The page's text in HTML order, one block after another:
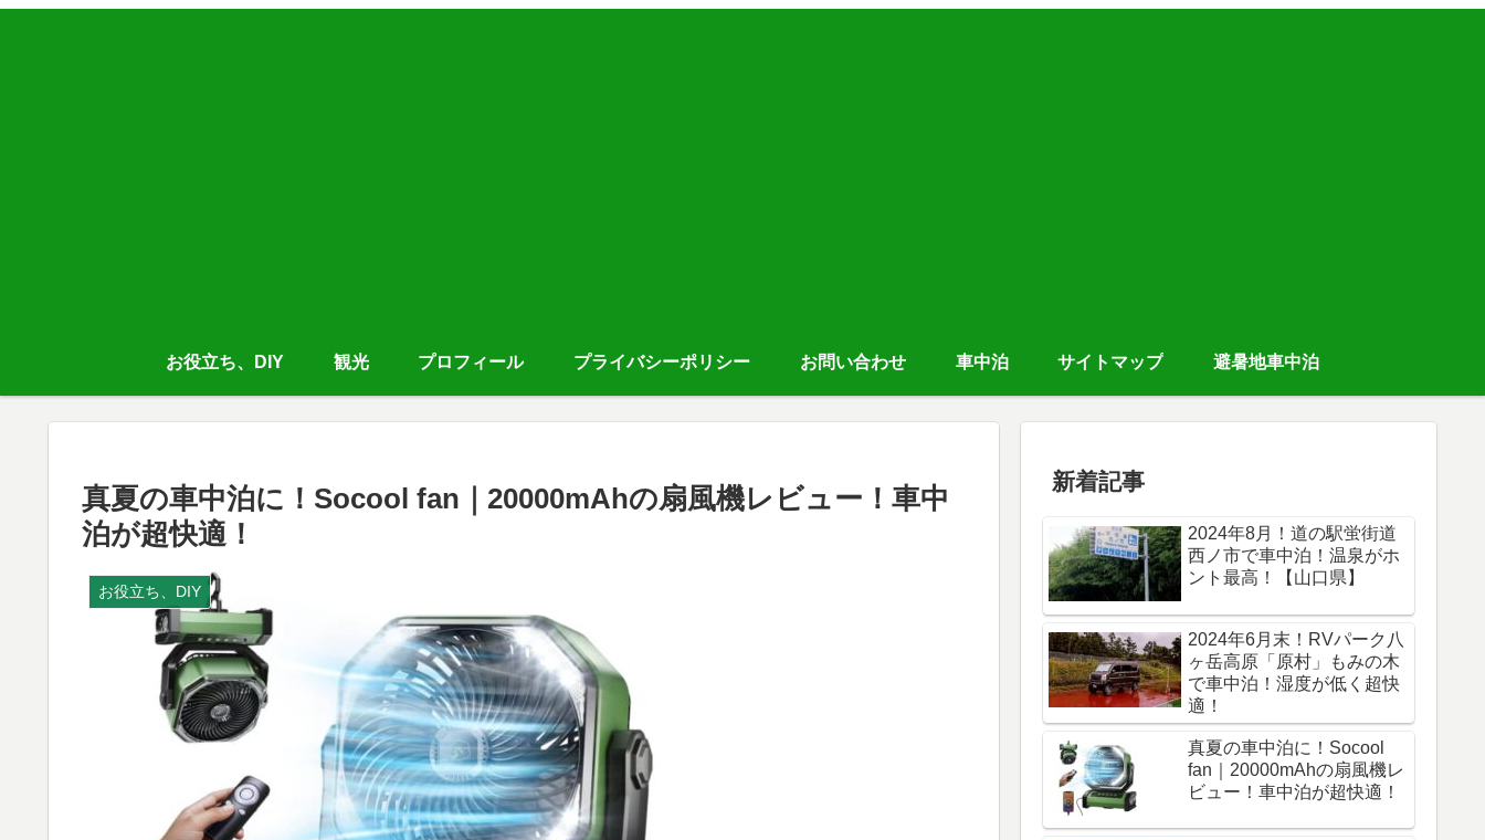
お役立ち、DIY 観光 プロフィール プライバシーポリシー お問い合わせ 車中泊 サイトマップ 避暑地車中泊
真夏の車中泊に！Socool fan｜20000mAhの扇風機レビュー！車中
泊が超快適！
お役立ち、DIY
新着記事
2024年8月！道の駅蛍街道
西ノ市で車中泊！温泉がホ
ント最高！【山口県】
2024年6月末！RVパーク八
ヶ岳高原「原村」もみの木
で車中泊！湿度が低く超快
適！
真夏の車中泊に！Socool
fan｜20000mAhの扇風機レ
ビュー！車中泊が超快適！